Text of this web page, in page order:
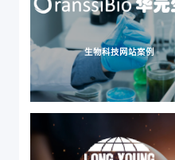
生物科技网站案例